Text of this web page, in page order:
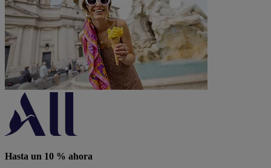
Hasta un 10 % ahora